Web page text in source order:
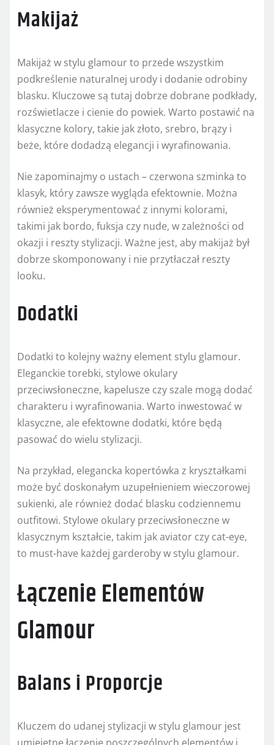
Makijaż
Makijaż w stylu glamour to przede wszystkim
podkreślenie naturalnej urody i dodanie odrobiny
blasku. Kluczowe są tutaj dobrze dobrane podkłady,
rozświetlacze i cienie do powiek. Warto postawić na
klasyczne kolory, takie jak złoto, srebro, brązy i
beże, które dodadzą elegancji i wyrafinowania.
Nie zapominajmy o ustach – czerwona szminka to
klasyk, który zawsze wygląda efektownie. Można
również eksperymentować z innymi kolorami,
takimi jak bordo, fuksja czy nude, w zależności od
okazji i reszty stylizacji. Ważne jest, aby makijaż był
dobrze skomponowany i nie przytłaczał reszty
looku.
Dodatki
Dodatki to kolejny ważny element stylu glamour.
Eleganckie torebki, stylowe okulary
przeciwsłoneczne, kapelusze czy szale mogą dodać
charakteru i wyrafinowania. Warto inwestować w
klasyczne, ale efektowne dodatki, które będą
pasować do wielu stylizacji.
Na przykład, elegancka kopertówka z kryształkami
może być doskonałym uzupełnieniem wieczorowej
sukienki, ale również dodać blasku codziennemu
outfitowi. Stylowe okulary przeciwsłoneczne w
klasycznym kształcie, takim jak aviator czy cat-eye,
to must-have każdej garderoby w stylu glamour.
Łączenie Elementów
Glamour
Balans i Proporcje
Kluczem do udanej stylizacji w stylu glamour jest